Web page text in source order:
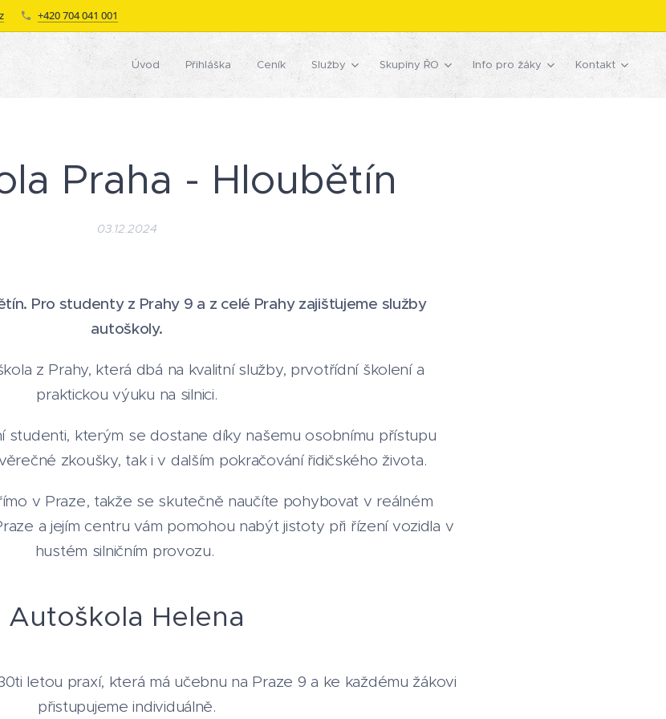
+420 704 041 001
Úvod Přihláška Ceník Služby Skupiny ŘO Info pro žáky Kontakt
Praha - Hloubětín
03.12.2024
Pro studenty z Prahy 9 a z celé Prahy zajišťujeme služby
autoškoly.
z Prahy, která dbá na kvalitní služby, prvotřídní školení a
praktickou výuku na silnici.
studenti, kterým se dostane díky našemu osobnímu přístupu
zkoušky, tak i v dalším pokračování řidičského života.
v Praze, takže se skutečně naučíte pohybovat v reálném
a jejím centru vám pomohou nabýt jistoty při řízení vozidla v
hustém silničním provozu.
Autoškola Helena
letou praxí, která má učebnu na Praze 9 a ke každému žákovi
přistupujeme individuálně.